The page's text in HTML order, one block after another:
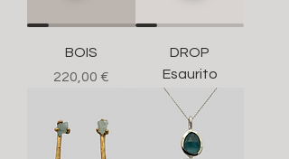
BOIS
Prezzo
220,00 €
DROP
Esaurito